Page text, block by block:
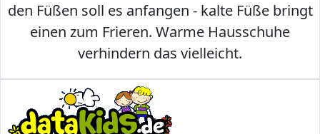
den Füßen soll es anfangen - kalte Füße bringt
einen zum Frieren. Warme Hausschuhe
verhindern das vielleicht.